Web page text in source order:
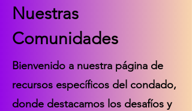
Nuestras
Comunidades
Bienvenido a nuestra página de
recursos específicos del condado,
donde destacamos los desafíos y